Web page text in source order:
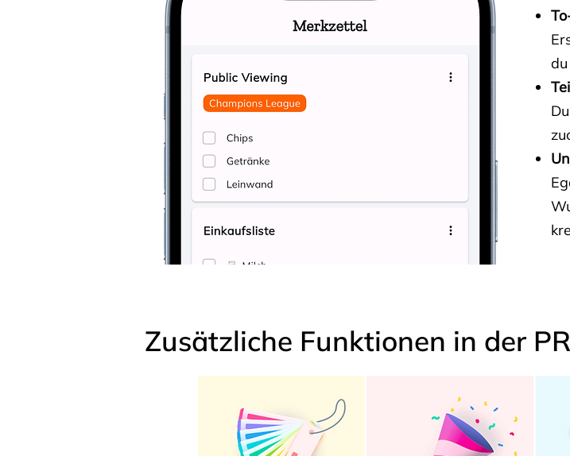
Zusätzliche Funktionen in der